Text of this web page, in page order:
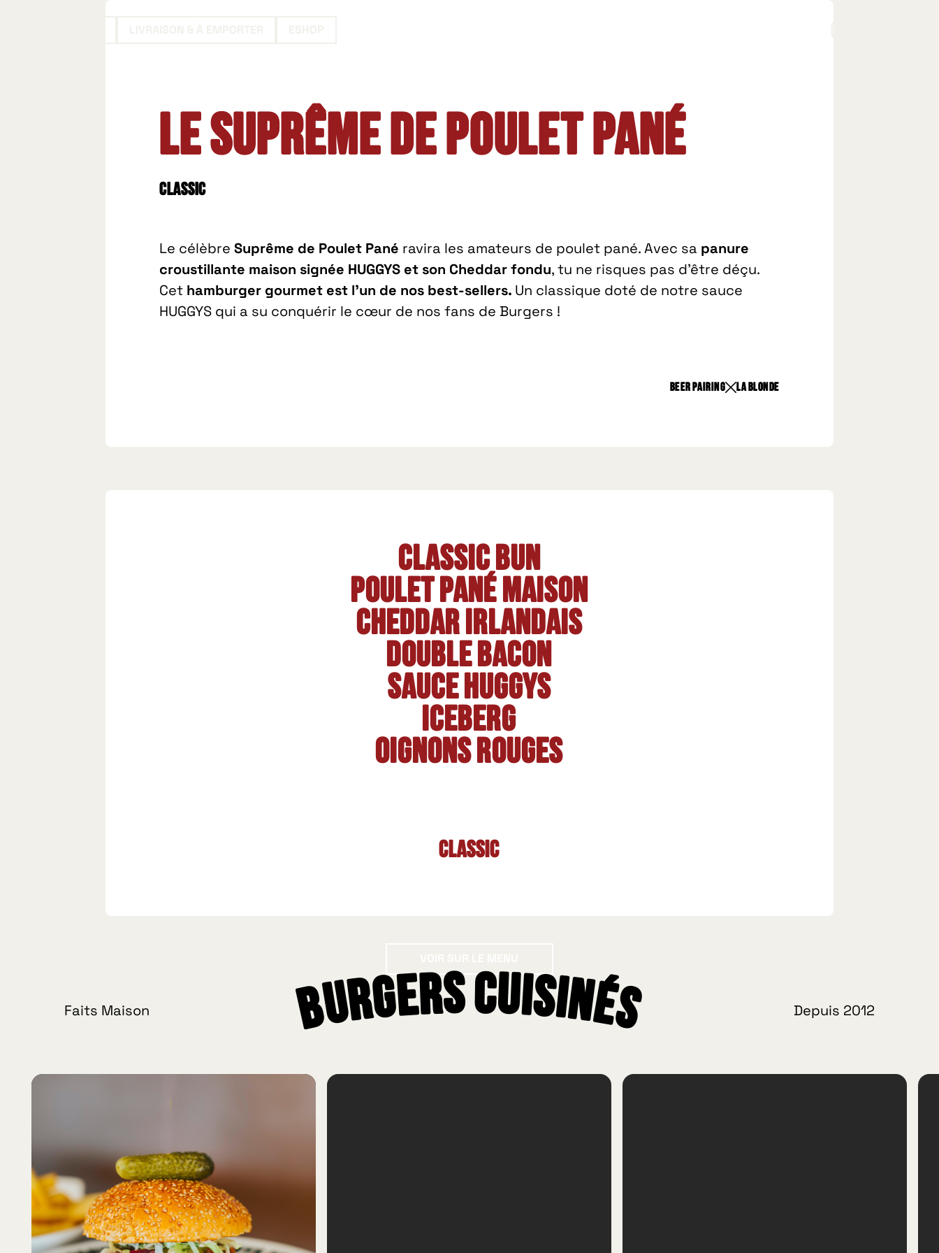
Le Suprême de Poulet Pané
Classic
Le célèbreSuprême de Poulet Pané ravira les amateurs de poulet pané. Avec sa panure
croustillante maison signée HUGGYS et son Cheddar fondu, tu ne risques pas d’être déçu.
Cet hamburger gourmet est l’un de nos best-sellers. Un classique doté de notre sauce
HUGGYS qui a su conquérir le cœur de nos fans de Burgers !
beer pairing La Blonde
Classic bun
Poulet pané maison
Cheddar irlandais
Double bacon
Sauce HUGGYS
Iceberg
Oignons rouges
Classic
Faits Maison Burgers Cuisinés Depuis 2012